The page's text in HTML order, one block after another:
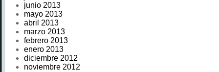
junio 2013
mayo 2013
abril 2013
marzo 2013
febrero 2013
enero 2013
diciembre 2012
noviembre 2012